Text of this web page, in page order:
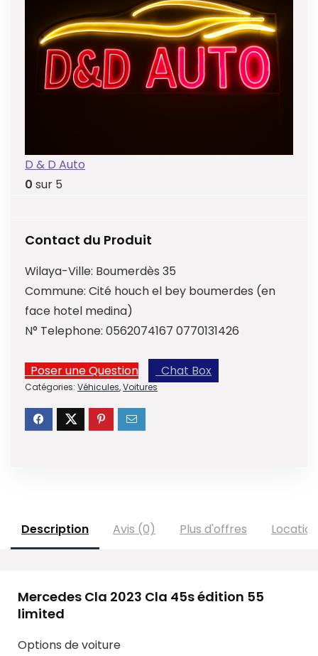
D & D Auto
0 sur 5
Contact du Produit
Wilaya-Ville: Boumerdès 35
Commune: Cité houch el bey boumerdes (en
face hotel medina)
N° Telephone: 0562074167 0770131426
Poser une Question Chat Box
Catégories: Véhicules,Voitures
Description Avis (0) Plus d'offres Location
Mercedes Cla 2023 Cla 45s édition 55
limited
Options de voiture